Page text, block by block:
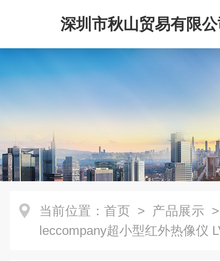
深圳市秋山贸易有限
当前位置： 首页 > 产品展示
leccompany超小型红外热像仪